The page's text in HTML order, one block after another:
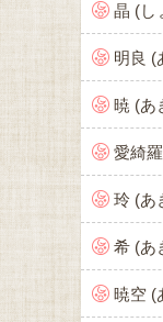
晶 (し
明良 (
暁 (あ
愛綺
玲 (あ
希 (あ
暁空 (